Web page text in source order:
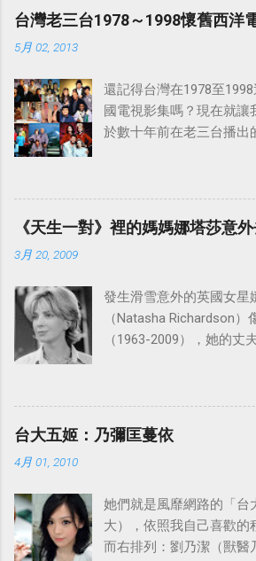
台灣老三台1978～1998懷舊西洋
5月 02, 2013
還記得台灣在1978至
國電視影集嗎？現在就讓
於數十年前在老三台播出
「愛之船」（The Love
是在1977年9月24日至
ABC頻道首播，共播出了
之船旋律：
《天生一對》裡的媽媽娜塔莎意
3月 20, 2009
發生滑雪意外的英國女星
（Natasha Richardson
（1963-2009），她的丈
到傷心，希望外界給他
台大五姬：乃彌匡蔓依
4月 01, 2010
她們就是風靡網路的「台
大），依照我自己喜歡的
而右排列：劉乃潔（獸醫